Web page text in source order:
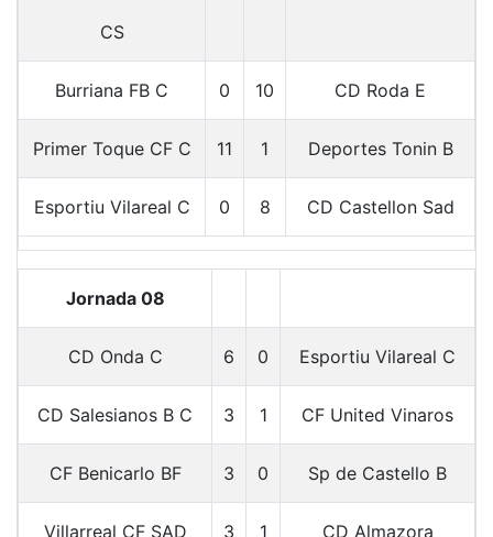
CS
Burriana FB C 0 10 CD Roda E
Primer Toque CF C 11 1 Deportes Tonin B
Esportiu Vilareal C 0 8 CD Castellon Sad
Jornada 08
CD Onda C 6 0 Esportiu Vilareal C
CD Salesianos B C 3 1 CF United Vinaros
CF Benicarlo BF 3 0 Sp de Castello B
Villarreal CF SAD 3 1 CD Almazora